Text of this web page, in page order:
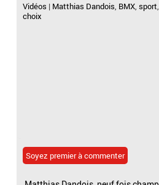
Vidéos | Matthias Dandois, BMX,sport
choix
Soyez premier à commenter